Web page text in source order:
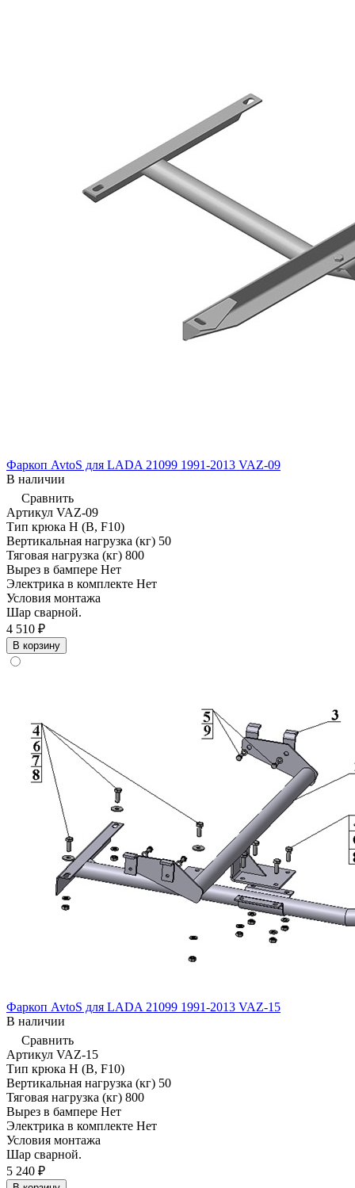
Фаркоп AvtoS для LADA 21099 1991-2013 VAZ-09
В наличии
Сравнить
Артикул VAZ-09
Тип крюка H (B, F10)
Вертикальная нагрузка (кг) 50
Тяговая нагрузка (кг) 800
Вырез в бампере Нет
Электрика в комплекте Нет
Условия монтажа
Шар сварной.
4 510 ₽
В корзину
Фаркоп AvtoS для LADA 21099 1991-2013 VAZ-15
В наличии
Сравнить
Артикул VAZ-15
Тип крюка H (B, F10)
Вертикальная нагрузка (кг) 50
Тяговая нагрузка (кг) 800
Вырез в бампере Нет
Электрика в комплекте Нет
Условия монтажа
Шар сварной.
5 240 ₽